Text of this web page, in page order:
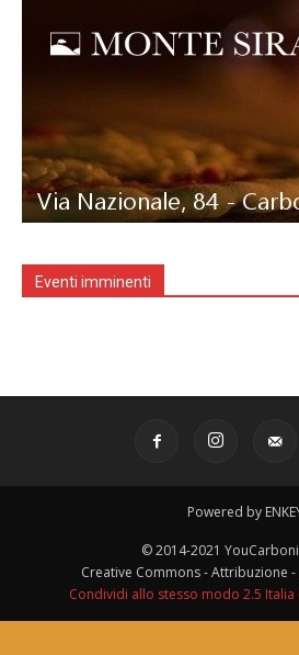
Eventi imminenti
Powered by
© 2014-2021
Creative Commons - Attribuzione
Condividi allo stesso modo 2.5 Italia